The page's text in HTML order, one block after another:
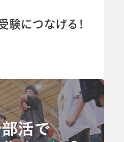
験につなげる！